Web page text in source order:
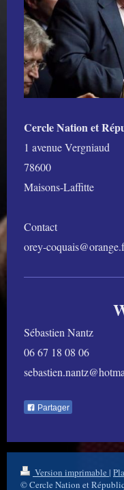
CercleNationet
1 avenue Vergniaud
78600
Maisons-Laffitte
Contact
orey-
Sébastien Nantz
06 67 18 08 06
Partager
Version imprimable |
© Cercle Nation et